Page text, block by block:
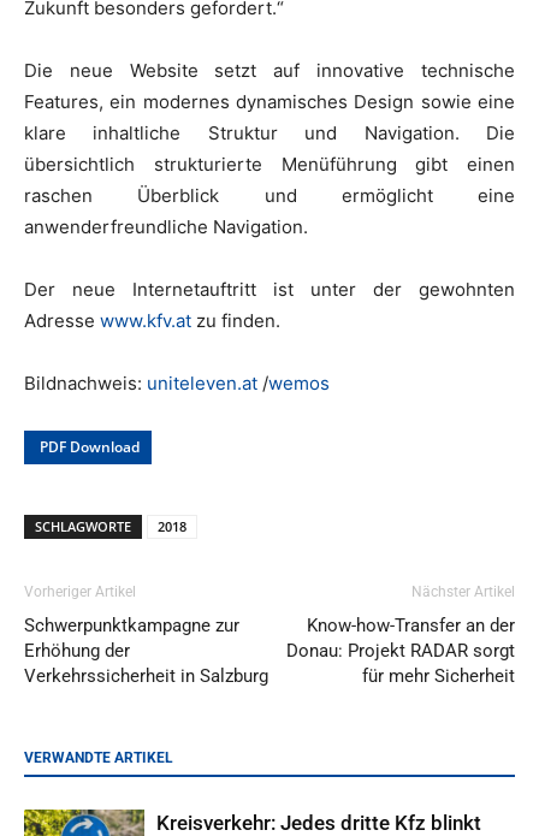
Zukunft besonders gefordert.“
Die neue Website setzt auf innovative technische
Features, ein modernes dynamisches Design sowie eine
klare inhaltliche Struktur und Navigation. Die
übersichtlich strukturierte Menüführung gibt einen
raschen Überblick und ermöglicht eine
anwenderfreundliche Navigation.
Der neue Internetauftritt ist unter der gewohnten
Adresse www.kfv.at zu finden.
Bildnachweis: uniteleven.at /wemos
PDF Download
SCHLAGWORTE 2018
Vorheriger Artikel
Schwerpunktkampagne zur
Erhöhung der
Verkehrssicherheit in Salzburg
Nächster Artikel
Know-how-Transfer an der
Donau: Projekt RADAR sorgt
für mehr Sicherheit
VERWANDTE ARTIKEL
Kreisverkehr: Jedes dritte Kfz blinkt